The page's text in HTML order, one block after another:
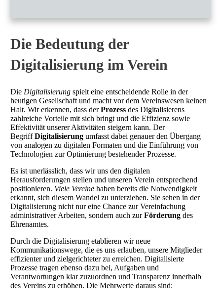
Die Bedeutung der
Digitalisierung im Verein
Die Digitalisierung spielt eine entscheidende Rolle in der
heutigen Gesellschaft und macht vor dem Vereinswesen keinen
Halt. Wir erkennen, dass derProzess des Digitalisierens
zahlreiche Vorteile mit sich bringt und die Effizienz sowie
Effektivität unserer Aktivitäten steigern kann. Der
BegriffDigitalisierung umfasst dabei genauer den Übergang
von analogen zu digitalen Formaten und die Einführung von
Technologien zur Optimierung bestehender Prozesse.
Es ist unerlässlich, dass wir uns den digitalen
Herausforderungen stellen und unseren Verein entsprechend
positionieren. Viele Vereine haben bereits die Notwendigkeit
erkannt, sich diesem Wandel zu unterziehen. Sie sehen in der
Digitalisierung nicht nur eine Chance zur Vereinfachung
administrativer Arbeiten, sondern auch zurFörderung des
Ehrenamtes.
Durch die Digitalisierung etablieren wir neue
Kommunikationswege, die es uns erlauben, unsere Mitglieder
effizienter und zielgerichteter zu erreichen. Digitalisierte
Prozesse tragen ebenso dazu bei, Aufgaben und
Verantwortungen klar zuzuordnen und Transparenz innerhalb
des Vereins zu erhöhen. Die Mehrwerte daraus sind: